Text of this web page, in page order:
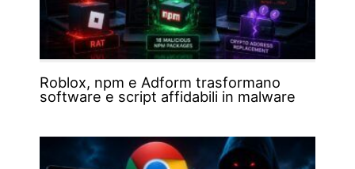
Roblox, npm e Adform trasformano
software e script affidabili in malware